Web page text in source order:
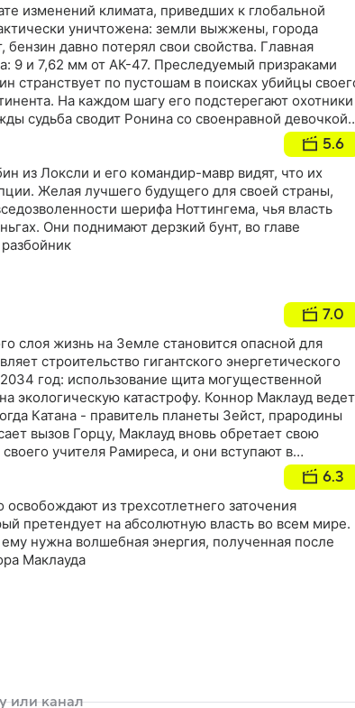
изменений климата, приведших к глобальной
уничтожена: земли выжжены, города
давно потерял свои свойства. Главная
9 и 7,62 мм от АК-47. Преследуемый призраками
странствует по пустошам в поисках убийцы
На каждом шагу его подстерегают охотники
судьба сводит Ронина со своенравной девочкой-
ему наивысшую плату, если он доведет ее до
5.6
из Локсли и его командир-мавр видят, что их
Желая лучшего будущего для своей страны,
шерифа Ноттингема, чья власть
Они поднимают дерзкий бунт, во главе
7.0
слоя жизнь на Земле становится опасной для
строительство гигантского энергетического
год: использование щита могущественной
экологическую катастрофу. Коннор Маклауд ведет
Катана - правитель планеты Зейст, прародины
вызов Горцу, Маклауд вновь обретает свою
учителя Рамиреса, и они вступают в
корпорацией
6.3
из трехсотлетнего заточения
претендует на абсолютную власть во всем мире.
нужна волшебная энергия, полученная после
Маклауда